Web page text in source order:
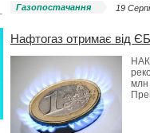
Газопостачання 19
Нафтогаз отримає від
млн